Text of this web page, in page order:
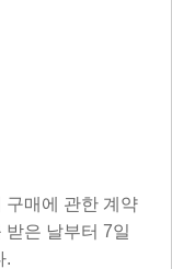
매에 관한 계약
은 날부터 7일
.